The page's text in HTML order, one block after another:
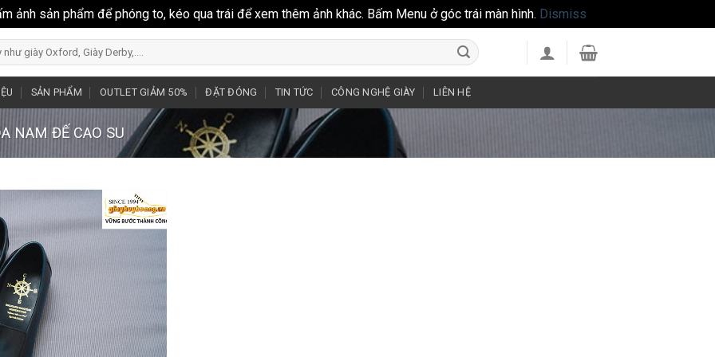
ảnh sản phẩm để phóng to, kéo qua trái để xem thêm ảnh khác. Bấm Menu ở góc trái màn hình. Dismiss
SẢN PHẨM OUTLET GIẢM 50% ĐẶT ĐÓNG TIN TỨC CÔNG NGHỆ GIÀY LIÊN HỆ
NAM ĐẾ CAO SU